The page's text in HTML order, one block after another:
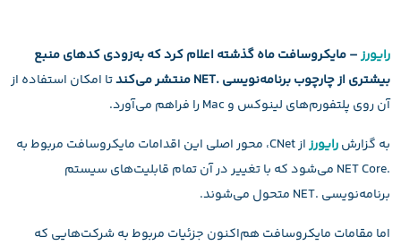
رایورز– مایکروسافت ماه گذشته اعلام کرد که به‌زودی کدهای منبع
بیشتری از چارچوب برنامه‌نویسی .NET منتشر می‌کند
تا امکان استفاده از
آن روی پلتفورم‌های لینوکس و Mac را فراهم می‌آورد.
به گزارشرایورز
از CNet، محور اصلی این اقدامات مایکروسافت مربوط به
.NET Core می‌شود که با تغییر در آن تمام قابلیت‌های سیستم
برنامه‌نویسی .NET متحول می‌شوند.
اما مقامات مایکروسافت هم‌اکنون جزئیات مربوط به شرکت‌هایی که